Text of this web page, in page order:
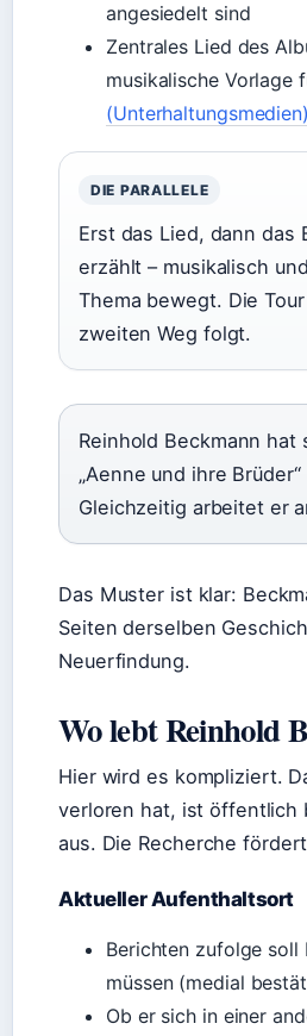
angesiedelt sind
Zentrales Lied des
musikalische Vorlage
(Unterhaltungsmedien)
DIE PARALLELE
Erst das Lied, dann das
erzählt – musikalisch
Thema bewegt. Die
zweiten Weg folgt.
Reinhold Beckmann
„Aenne und ihre
Gleichzeitig arbeitet er
Das Muster ist klar:
Seiten derselben
Neuerfindung.
Wo lebt Reinhold
Hier wird es kompliziert.
verloren hat, ist öffentlich
aus. Die Recherche
Aktueller Aufenthaltsort
Berichten zufolge soll
müssen (medial
Ob er sich in einer